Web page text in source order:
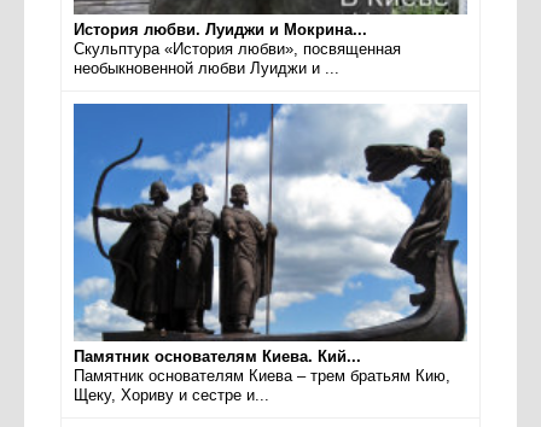
История любви. Луиджи и Мокрина...
Скульптура «История любви», посвященная
необыкновенной любви Луиджи и ...
Памятник основателям Киева. Кий...
Памятник основателям Киева – трем братьям Кию,
Щеку, Хориву и сестре и...